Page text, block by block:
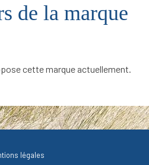
de la marque
cette marque actuellement.
légales